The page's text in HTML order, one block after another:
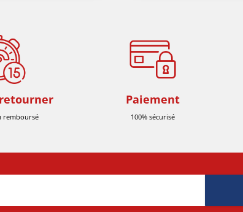
remboursé
Paiement
100% sécurisé